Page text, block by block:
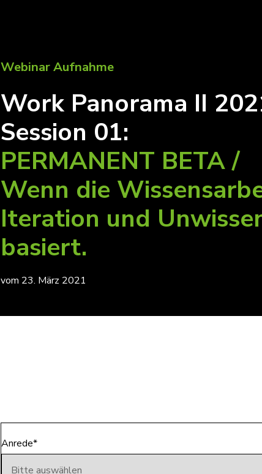
Webinar Aufnahme
Work Panorama II
Session 01:
PERMANENT BETA /
Wenn die
Iteration und
basiert.
vom 23. März 2021
Anrede*